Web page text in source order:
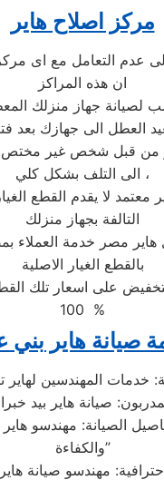
مركز اصلاح هاير
عدم التعامل مع اى
ان هذه المراكز
لصيانة جهاز منزلك
من قبل شخص غير
الى التلف بشكل كلي ،
معتمد لا يقدم القطع
التالفة بجهاز منزلك
مصر خدمة العملاء
بالقطع الغيار الاصلية
على اسعار تلك
100 %
صيانة هاير بني
والكفاءة”